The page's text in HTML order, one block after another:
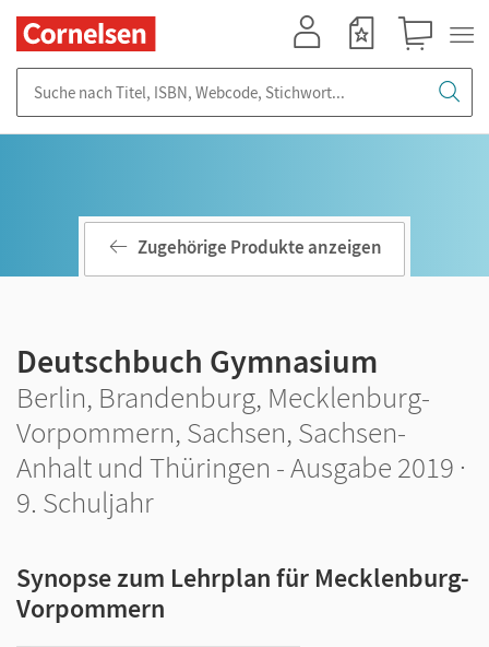
Zugehörige Produkte anzeigen
Deutschbuch Gymnasium
Berlin, Brandenburg, Mecklenburg-
Vorpommern, Sachsen, Sachsen-
Anhalt und Thüringen - Ausgabe 2019 ·
9. Schuljahr
Synopse zum Lehrplan für Mecklenburg-
Vorpommern